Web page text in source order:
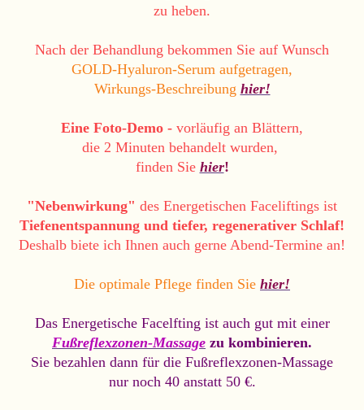
zu heben.
Nach der Behandlung bekommen Sie auf Wunsch
GOLD-Hyaluron-Serum aufgetragen,
Wirkungs-Beschreibung hier!
Eine Foto-Demo - vorläufig an Blättern,
die 2 Minuten behandelt wurden,
finden Sie hier!
"Nebenwirkung" des Energetischen Faceliftings ist
Tiefenentspannung und tiefer, regenerativer Schlaf!
Deshalb biete ich Ihnen auch gerne Abend-Termine an!
Die optimale ​Pflege finden Sie hier!
Das Energetische Facelfting ist auch gut mit einer
Fußreflexzonen-Massage zu kombinieren.
Sie bezahlen dann für die Fußreflexzonen-Massage
nur noch 40 anstatt 50 €.